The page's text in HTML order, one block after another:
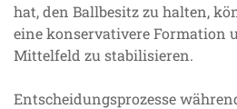
hat, den Ballbesitz zu halten,
eine konservativere Formation
Mittelfeld zu stabilisieren.
Entscheidungsprozesse